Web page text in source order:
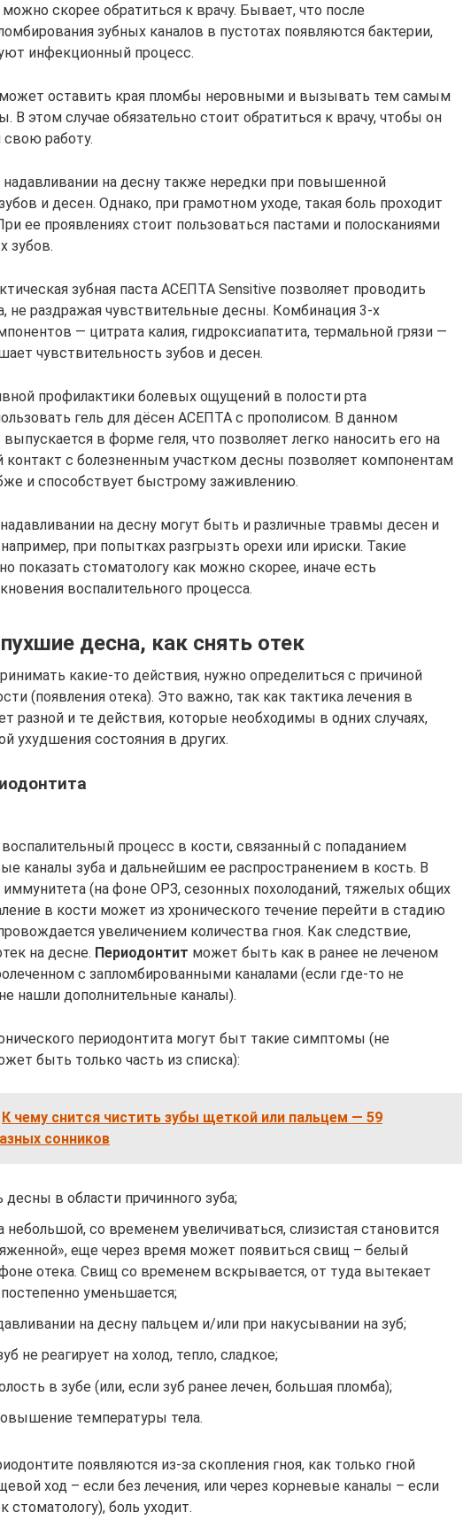
скорее обратиться к врачу. Бывает, что после
зубных каналов в пустотах появляются бактерии,
инфекционный процесс.
оставить края пломбы неровными и вызывать тем самым
В этом случае обязательно стоит обратиться к врачу, чтобы он
работу.
на десну также нередки при повышенной
и десен. Однако, при грамотном уходе, такая боль проходит
ее проявлениях стоит пользоваться пастами и полосканиями
зубов.
зубная паста АСЕПТА Sensitive позволяет проводить
не раздражая чувствительные десны. Комбинация 3-х
— цитрата калия, гидроксиапатита, термальной грязи —
чувствительность зубов и десен.
профилактики болевых ощущений в полости рта
гель для дёсен АСЕПТА с прополисом. В данном
в форме геля, что позволяет легко наносить его на
с болезненным участком десны позволяет компонентам
и способствует быстрому заживлению.
на десну могут быть и различные травмы десен и
при попытках разгрызть орехи или ириски. Такие
показать стоматологу как можно скорее, иначе есть
воспалительного процесса.
десна, как снять отек
какие-то действия, нужно определиться с причиной
(появления отека). Это важно, так как тактика лечения в
разной и те действия, которые необходимы в одних случаях,
ухудшения состояния в других.
процесс в кости, связанный с попаданием
каналы зуба и дальнейшим ее распространением в кость. В
иммунитета (на фоне ОРЗ, сезонных похолоданий, тяжелых общих
в кости может из хронического течение перейти в стадию
увеличением количества гноя. Как следствие,
на десне. Периодонтит может быть как в ранее не леченом
с запломбированными каналами (если где-то не
нашли дополнительные каналы).
периодонтита могут быт такие симптомы (не
быть только часть из списка):
К чему снится чистить зубы щеткой или пальцем — 59
сонников
десны в области причинного зуба;
небольшой, со временем увеличиваться, слизистая становится
еще через время может появиться свищ – белый
отека. Свищ со временем вскрывается, от туда вытекает
постепенно уменьшается;
на десну пальцем и/или при накусывании на зуб;
не реагирует на холод, тепло, сладкое;
в зубе (или, если зуб ранее лечен, большая пломба);
температуры тела.
появляются из-за скопления гноя, как только гной
ход – если без лечения, или через корневые каналы – если
стоматологу), боль уходит.